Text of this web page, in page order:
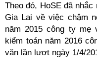
Theo đó, HoSE đã
Gia Lai về việc chậm
năm 2015 công ty mẹ
kiểm toán năm 2016
văn lần lượt ngày 1/4/